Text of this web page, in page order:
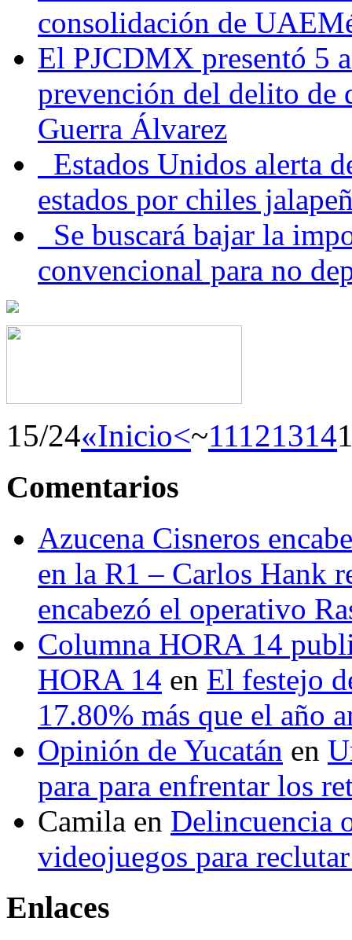
consolidación de
El PJCDMX presentó 5
prevención del delito de
Guerra Álvarez
Estados Unidos alerta
estados por chiles
Se buscará bajar la
convencional para no
15/24«Inicio<~11121314
Comentarios
Azucena Cisneros
en la R1 – Carlos Hank
encabezó el operativo
Columna HORA 14
HORA 14 en El festejo
17.80% más que el año
Opinión de Yucatán en
para para enfrentar los
Camila en Delincuencia
videojuegos para
Enlaces